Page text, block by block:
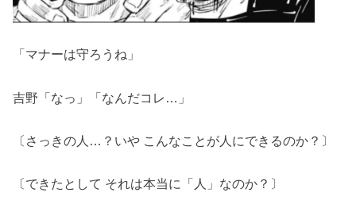
「マナーは守ろうね」
吉野「なっ」「なんだコレ…」
〔さっきの人…？いや こんなことが人にできるのか？〕
〔できたとして それは本当に「人」なのか？〕